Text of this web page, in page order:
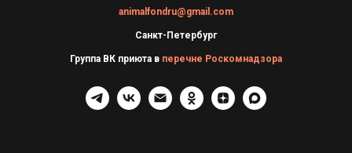
animalfondru@gmail.com
Санкт-Петербург
Группа ВК приюта в перечне Роскомнадзора